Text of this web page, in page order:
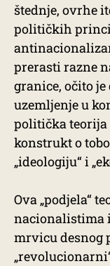
štednje, ovrhe
političkih
prerasti razne
granice, očito
uzemljenje u
politička teorija
konstrukt o
„ideologiju“ i
Ova „podjela“
nacionalistima
mrvicu desnog